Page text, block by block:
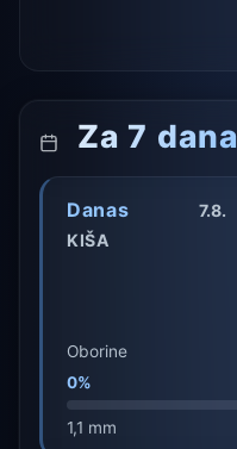
Za 7 dana
Danas
7.8.
KIŠA
Oborine
0%
1,1 mm